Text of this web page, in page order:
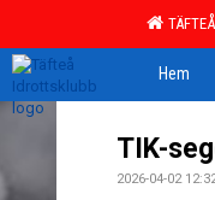
Hem
TIK-
2026-04-02